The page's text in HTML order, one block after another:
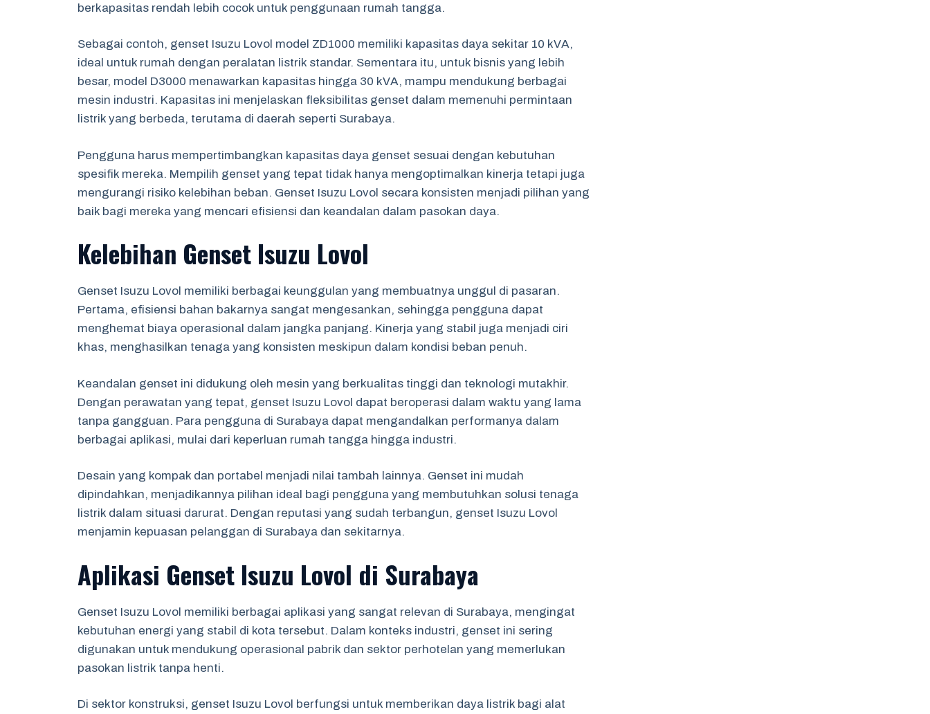
berkapasitas rendah lebih cocok untuk penggunaan rumah tangga.
Sebagai contoh, genset Isuzu Lovol model ZD1000 memiliki kapasitas daya sekitar 10 kVA,
ideal untuk rumah dengan peralatan listrik standar. Sementara itu, untuk bisnis yang lebih
besar, model D3000 menawarkan kapasitas hingga 30 kVA, mampu mendukung berbagai
mesin industri. Kapasitas ini menjelaskan fleksibilitas genset dalam memenuhi permintaan
listrik yang berbeda, terutama di daerah seperti Surabaya.
Pengguna harus mempertimbangkan kapasitas daya genset sesuai dengan kebutuhan
spesifik mereka. Mempilih genset yang tepat tidak hanya mengoptimalkan kinerja tetapi juga
mengurangi risiko kelebihan beban. Genset Isuzu Lovol secara konsisten menjadi pilihan yang
baik bagi mereka yang mencari efisiensi dan keandalan dalam pasokan daya.
Kelebihan Genset Isuzu Lovol
Genset Isuzu Lovol memiliki berbagai keunggulan yang membuatnya unggul di pasaran.
Pertama, efisiensi bahan bakarnya sangat mengesankan, sehingga pengguna dapat
menghemat biaya operasional dalam jangka panjang. Kinerja yang stabil juga menjadi ciri
khas, menghasilkan tenaga yang konsisten meskipun dalam kondisi beban penuh.
Keandalan genset ini didukung oleh mesin yang berkualitas tinggi dan teknologi mutakhir.
Dengan perawatan yang tepat, genset Isuzu Lovol dapat beroperasi dalam waktu yang lama
tanpa gangguan. Para pengguna di Surabaya dapat mengandalkan performanya dalam
berbagai aplikasi, mulai dari keperluan rumah tangga hingga industri.
Desain yang kompak dan portabel menjadi nilai tambah lainnya. Genset ini mudah
dipindahkan, menjadikannya pilihan ideal bagi pengguna yang membutuhkan solusi tenaga
listrik dalam situasi darurat. Dengan reputasi yang sudah terbangun, genset Isuzu Lovol
menjamin kepuasan pelanggan di Surabaya dan sekitarnya.
Aplikasi Genset Isuzu Lovol di Surabaya
Genset Isuzu Lovol memiliki berbagai aplikasi yang sangat relevan di Surabaya, mengingat
kebutuhan energi yang stabil di kota tersebut. Dalam konteks industri, genset ini sering
digunakan untuk mendukung operasional pabrik dan sektor perhotelan yang memerlukan
pasokan listrik tanpa henti.
Di sektor konstruksi, genset Isuzu Lovol berfungsi untuk memberikan daya listrik bagi alat